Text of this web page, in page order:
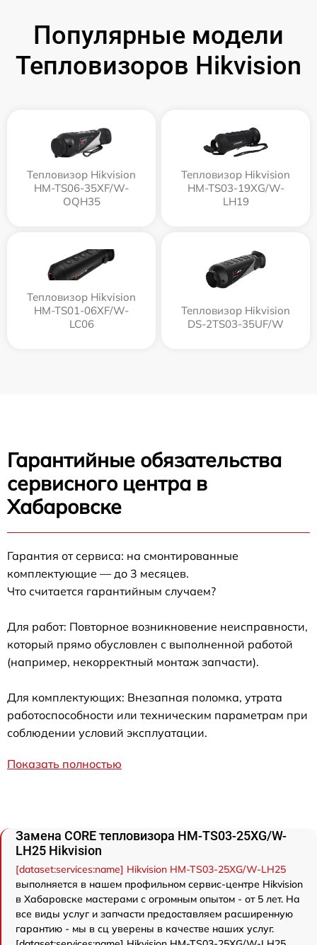
Популярные модели
Тепловизоров Hikvision
Тепловизор Hikvision
HM-TS06-35XF/W-
OQH35
Тепловизор Hikvision
HM-TS03-19XG/W-
LH19
Тепловизор Hikvision
HM-TS01-06XF/W-
LC06
Тепловизор Hikvision
DS-2TS03-35UF/W
Гарантийные обязательства
сервисного центра в
Хабаровске
Гарантия от сервиса: на смонтированные
комплектующие — до 3 месяцев.
Что считается гарантийным случаем?
Для работ: Повторное возникновение неисправности,
который прямо обусловлен с выполненной работой
(например, некорректный монтаж запчасти).
Для комплектующих: Внезапная поломка, утрата
работоспособности или техническим параметрам при
соблюдении условий эксплуатации.
Показать полностью
Замена CORE тепловизора HM-TS03-25XG/W-
LH25 Hikvision
[dataset:services:name] Hikvision HM-TS03-25XG/W-LH25
выполняется в нашем профильном сервис-центре Hikvision
в Хабаровске мастерами с огромным опытом - от 5 лет. На
все виды услуг и запчасти предоставляем расширенную
гарантию - мы в сц уверены в качестве наших услуг.